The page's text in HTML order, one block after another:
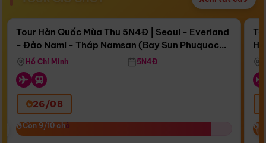
Còn15 ngày 21:57:40
Bay Sun Phuquoc Airways
Điểm nổi bật
Tour Hàn Quốc Mùa Thu 5N4Đ | Seoul - Everland
- Đảo Nami - Tháp Namsan (Bay Sun Phuquoc
Airways)
Hồ Chí Minh 5N4Đ
26/08
Còn 9/10 chỗ
Còn 9/10 chỗ